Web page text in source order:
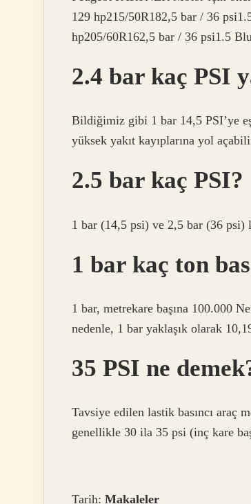
129 hp215/50R182,5 bar / 36
hp205/60R162,5 bar / 36 psi1.5
2.4 bar kaç PSI
Bildiğimiz gibi 1 bar 14,5 PSI’ye
yüksek yakıt kayıplarına yol
2.5 bar kaç PSI?
1 bar (14,5 psi) ve 2,5 bar (36 psi)
1 bar kaç ton
1 bar, metrekare başına 100.000
nedenle, 1 bar yaklaşık olarak
35 PSI ne
Tavsiye edilen lastik basıncı araç
genellikle 30 ila 35 psi (inç kare
Tarih: Makaleler